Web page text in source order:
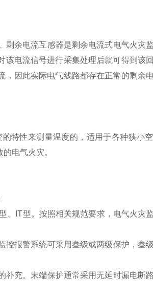
余电流互感器是剩余电流式电气火灾
电流信号进行采集处理后就可得到该
因此实际电气线路都存在正常的剩余
性来测量温度的，适用于各种狭小
电气火灾。
型。按照相关规范要求，电气火灾监
报警系统可采用叁级或两级保护，叁
充。末端保护通常采用无延时漏电断